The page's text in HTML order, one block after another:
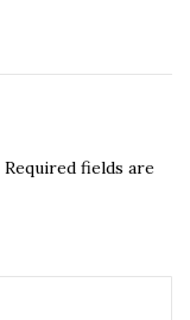
Required fields are